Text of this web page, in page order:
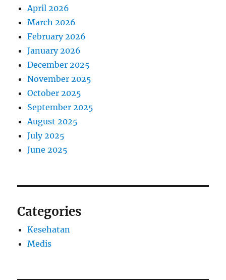
April 2026
March 2026
February 2026
January 2026
December 2025
November 2025
October 2025
September 2025
August 2025
July 2025
June 2025
Categories
Kesehatan
Medis